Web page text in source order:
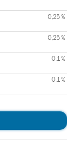
0,25 %
0,25 %
0,1 %
0,1 %